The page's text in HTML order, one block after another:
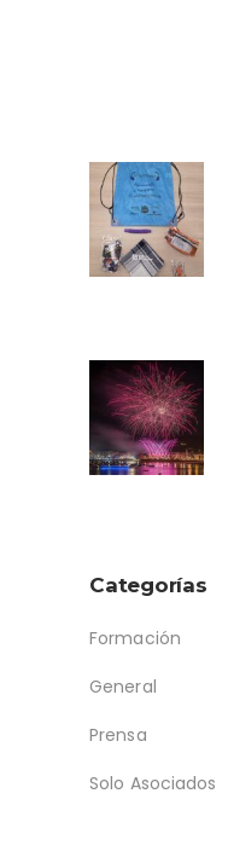
Categorías
Formación
General
Prensa
Solo Asociados